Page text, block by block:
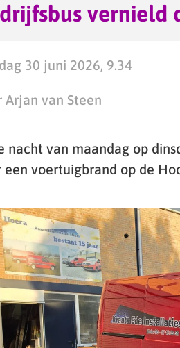
vernield
30 juni 2026, 9.34
Arjan van Steen
nacht van maandag op
een voertuigbrand op de